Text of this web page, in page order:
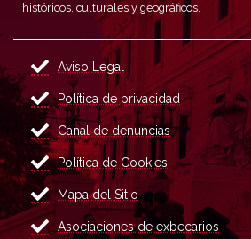
históricos, culturales y geográficos.
Aviso Legal
Política de privacidad
Canal de denuncias
Política de Cookies
Mapa del Sitio
Asociaciones de exbecarios